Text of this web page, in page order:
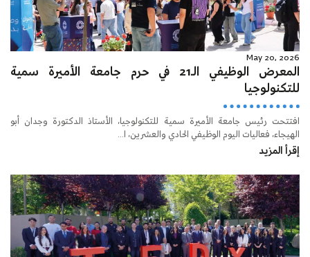
May 20, 2026
المعرض الوظيفي الـ21 في حرم جامعة الأميرة سمية
للتكنولوجيا
افتتحت رئيس جامعة الأميرة سمية للتكنولوجيا، الأستاذ الدكتورة وجدان أبو
الهيجاء، فعاليات اليوم الوظيفي الحادي والعشرين، ا...
إقرأ المزيد